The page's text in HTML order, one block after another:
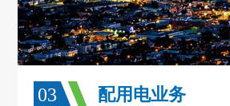
03 配用电业务